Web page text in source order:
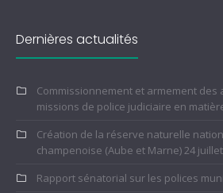
Dernières actualités
Commissionnement et armement des
missions de police judiciaire en
Création de la réserve naturelle
champenoise (Aube et Marne)24
Rapport sénatorial sur les polices